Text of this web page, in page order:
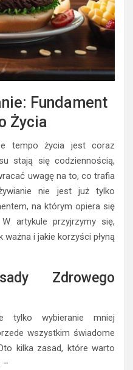
Fundament
Życia
tempo życia jest coraz
stają się codziennością,
uwagę na to, co trafia
nie jest już tylko
na którym opiera się
artykule przyjrzymy się,
ważna i jakie korzyści płyną
Zdrowego
tylko wybieranie mniej
wszystkim świadome
kilka zasad, które warto
–